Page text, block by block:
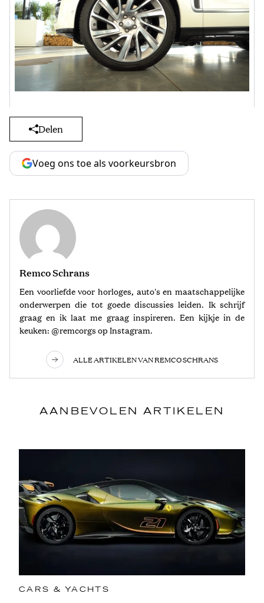
Delen
Voeg ons toe als voorkeursbron
Remco Schrans
Een voorliefde voor horloges, auto's en maatschappelijke
onderwerpen die tot goede discussies leiden. Ik schrijf
graag en ik laat me graag inspireren. Een kijkje in de
keuken: @remcorgs op Instagram.
ALLE ARTIKELEN VAN REMCO SCHRANS
AANBEVOLEN ARTIKELEN
CARS & YACHTS